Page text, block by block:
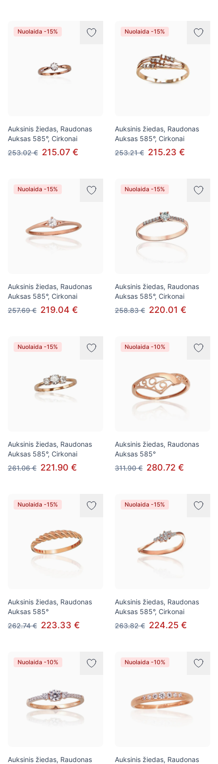
Nuolaida -15%
Auksinis žiedas, Raudonas
Auksas 585°, Cirkonai
253.02 € 215.07 €
Nuolaida -15%
Auksinis žiedas, Raudonas
Auksas 585°, Cirkonai
253.21 € 215.23 €
Nuolaida -15%
Auksinis žiedas, Raudonas
Auksas 585°, Cirkonai
257.69 € 219.04 €
Nuolaida -15%
Auksinis žiedas, Raudonas
Auksas 585°, Cirkonai
258.83 € 220.01 €
Nuolaida -15%
Auksinis žiedas, Raudonas
Auksas 585°, Cirkonai
261.06 € 221.90 €
Nuolaida -10%
Auksinis žiedas, Raudonas
Auksas 585°
311.90 € 280.72 €
Nuolaida -15%
Auksinis žiedas, Raudonas
Auksas 585°
262.74 € 223.33 €
Nuolaida -15%
Auksinis žiedas, Raudonas
Auksas 585°, Cirkonai
263.82 € 224.25 €
Nuolaida -10%
Auksinis žiedas, Raudonas
Nuolaida -10%
Auksinis žiedas, Raudonas